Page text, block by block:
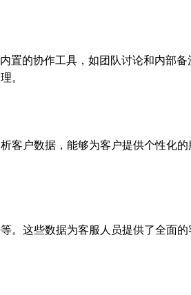
置的协作工具，如团队讨论和内部备
。
客户数据，能够为客户提供个性化的
。这些数据为客服人员提供了全面的